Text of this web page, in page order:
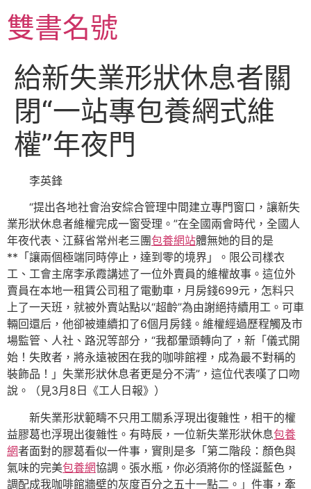
至
主雙書名號
給新失業形狀休息者關
閉“一站專包養網式維
權”年夜門
李英鋒
“提出各地社會治安綜合管理中間建立專門窗口，讓新失
業形狀休息者維權完成一窗受理。”在全國兩會時代，全國人
年夜代表、江蘇省常州老三團包養網站體無她的目的是
**「讓兩個極端同時停止，達到零的境界」。限公司樣衣
工、工會主席李承霞講述了一位外賣員的維權故事。這位外
賣員在本地一租賃公司租了電動車，月房錢699元，怎料只
上了一天班，就被外賣站點以“超齡”為由謝絕持續用工。可車
輛回還后，他卻被連續扣了6個月房錢。維權經過歷程觸及市
場監管、人社、路況等部分，“我都暈頭轉向了，新「儀式開
始！失敗者，將永遠被困在我的咖啡館裡，成為最不對稱的
裝飾品！」失業形狀休息者更是分不清”，這位代表嘆了口吻
說。（見3月8日《工人日報》）
新失業形狀範疇不只用工關系浮現出復雜性，相干的權
益膠葛也浮現出復雜性。有時辰，一位新失業形狀休息包養
網者面對的膠葛看似一件事，實則是多「第二階段：顏色與
氣味的完美包養網協調。張水瓶，你必須將你的怪誕藍色，
調配成我咖啡館牆壁的灰度百分之五十一點二。」件事，牽